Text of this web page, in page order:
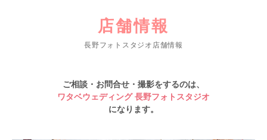
店舗情報
長野フォトスタジオ店舗情報
ご相談・お問合せ・撮影をするのは、
ワタベウェディング 長野フォトスタジオ
になります。